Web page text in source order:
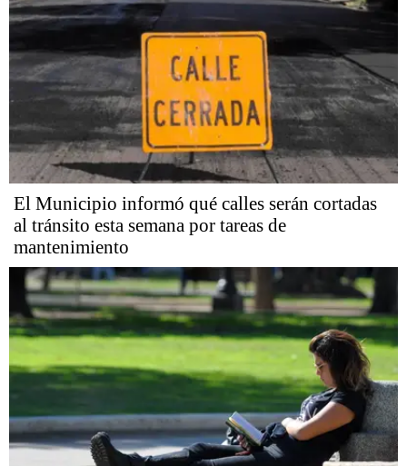
El Municipio informó qué calles serán cortadas
al tránsito esta semana por tareas de
mantenimiento